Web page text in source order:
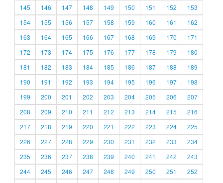
145
146 147 148 149 150 151 152
153
154
155 156 157 158 159 160 161
162
163
164 165 166 167 168 169 170
171
172
173 174 175 176 177 178 179
180
181
182 183 184 185 186 187 188
189
190
191 192 193 194 195 196 197
198
199
200 201 202 203 204 205 206
207
208
209 210 211 212 213 214 215
216
217
218 219 220 221 222 223 224
225
226
227 228 229 230 231 232 233
234
235
236 237 238 239 240 241 242
243
244
245 246 247 248 249 250 251
252